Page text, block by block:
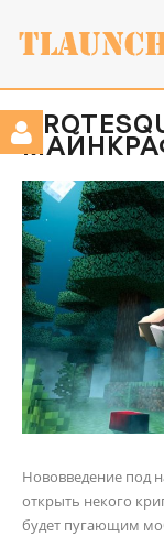
Нововведение под
открыть некого
будет пугающим